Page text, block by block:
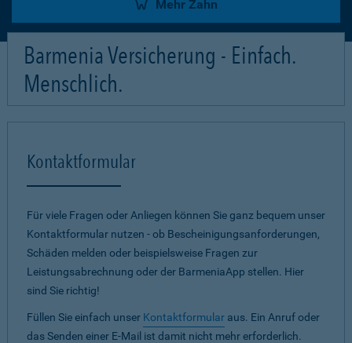
Mehr Zahn
Barmenia Versicherung - Einfach.
Menschlich.
Kontaktformular
Für viele Fragen oder Anliegen können Sie ganz bequem unser
Kontaktformular nutzen - ob Bescheinigungsanforderungen,
Schäden melden oder beispielsweise Fragen zur
Leistungsabrechnung oder der BarmeniaApp stellen. Hier
sind Sie richtig!
Füllen Sie einfach unser Kontaktformular aus. Ein Anruf oder
das Senden einer E-Mail ist damit nicht mehr erforderlich.